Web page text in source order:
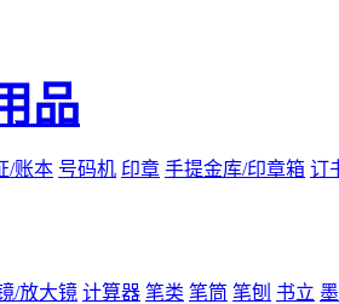
品
/账本 号码机 印章 手提金库/印章箱 订
/放大镜 计算器 笔类 笔筒 笔刨 书立